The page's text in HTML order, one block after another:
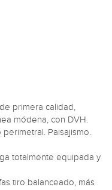
primera calidad,
módena, con DVH.
Paisajismo.
totalmente equipada y
tiro balanceado, más